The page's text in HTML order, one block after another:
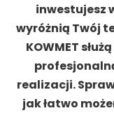
inwestujesz
wyróżnią Twój
KOWMET
realizacji.
jak łatwo